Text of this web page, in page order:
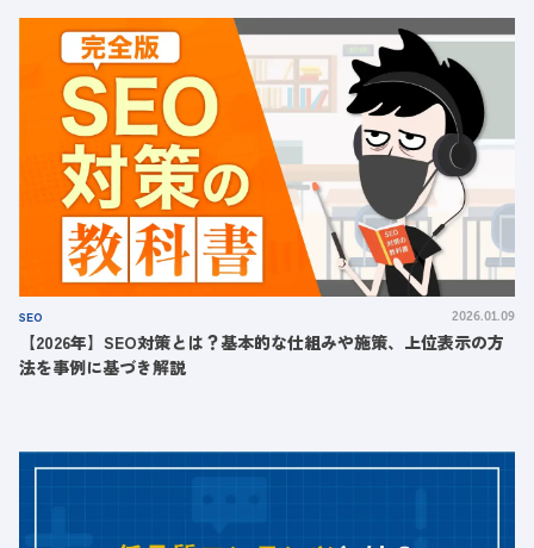
SEO 2026.01.09
【2026年】SEO対策とは？基本的な仕組みや施策、上位表示の方
法を事例に基づき解説